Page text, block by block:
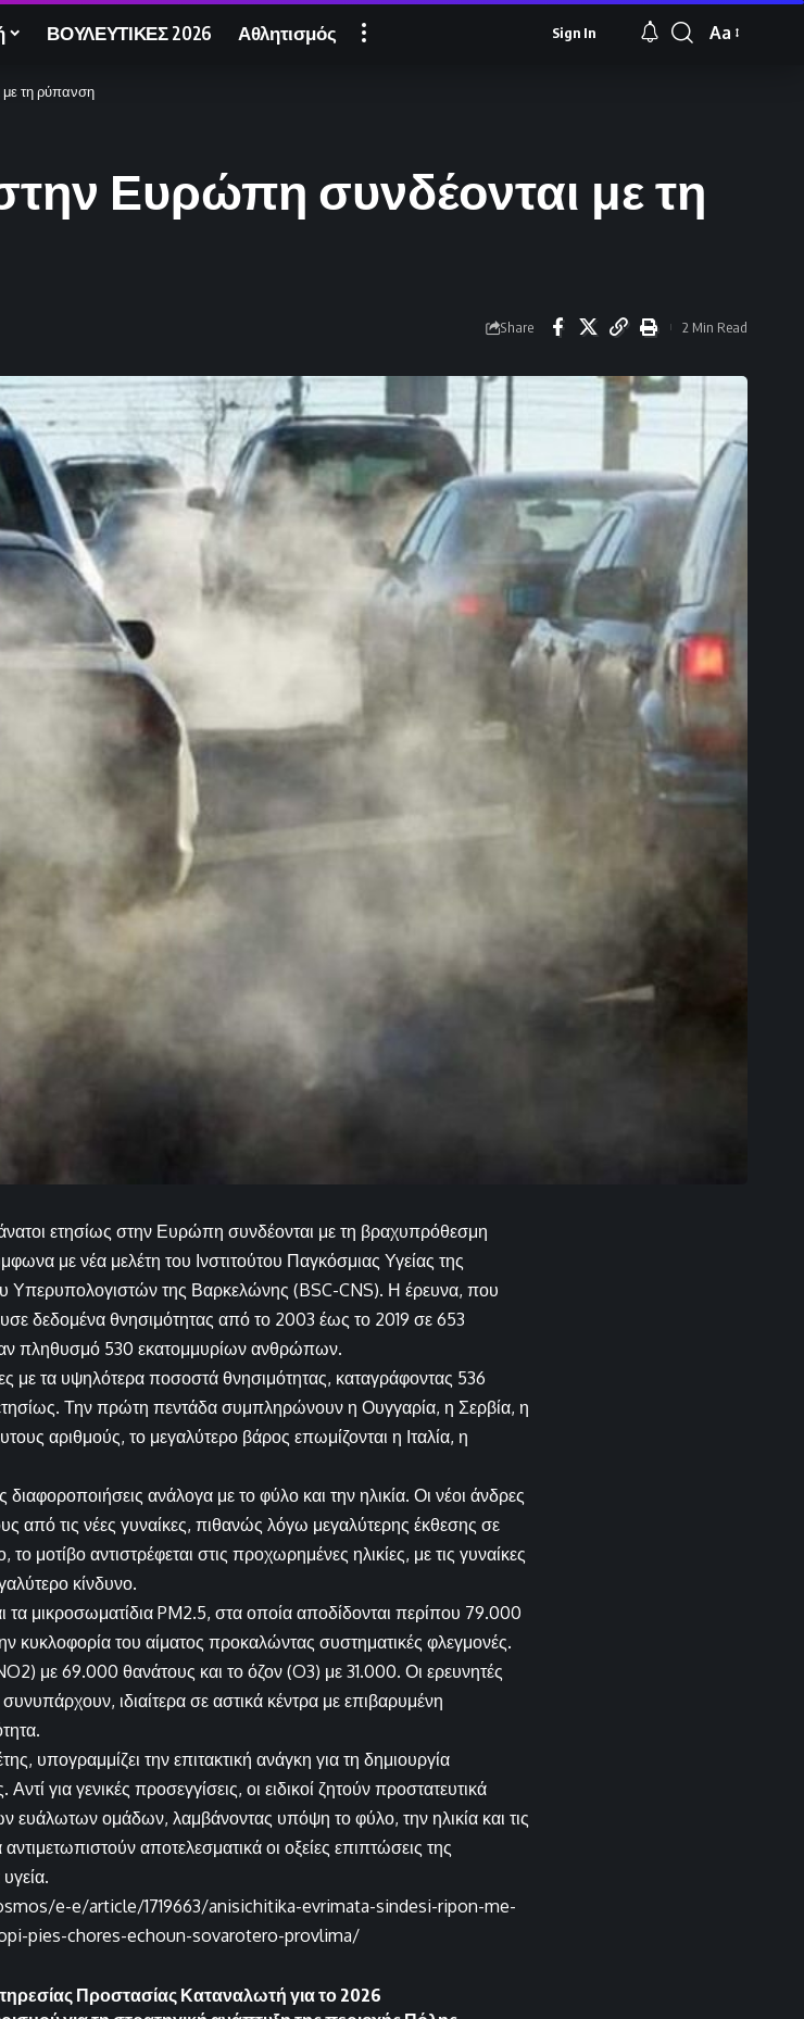
ΒΟΥΛΕΥΤΙΚΕΣ 2026 Αθλητισμός Sign In
Font
Aa
με τη ρύπανση
Ευρώπη συνδέονται με τη
Share 2 Min Read
ετησίως στην Ευρώπη συνδέονται με τη βραχυπρόθεσμη
με νέα μελέτη του Ινστιτούτου Παγκόσμιας Υγείας της
Υπερυπολογιστών της Βαρκελώνης (BSC-CNS). Η έρευνα, που
δεδομένα θνησιμότητας από το 2003 έως το 2019 σε 653
πληθυσμό 530 εκατομμυρίων ανθρώπων.
με τα υψηλότερα ποσοστά θνησιμότητας, καταγράφοντας 536
Την πρώτη πεντάδα συμπληρώνουν η Ουγγαρία, η Σερβία, η
αριθμούς, το μεγαλύτερο βάρος επωμίζονται η Ιταλία, η
ανάλογα με το φύλο και την ηλικία. Οι νέοι άνδρες
από τις νέες γυναίκες, πιθανώς λόγω μεγαλύτερης έκθεσης σε
μοτίβο αντιστρέφεται στις προχωρημένες ηλικίες, με τις γυναίκες
κίνδυνο.
τα μικροσωματίδια PM2.5, στα οποία αποδίδονται περίπου 79.000
κυκλοφορία του αίματος προκαλώντας συστηματικές φλεγμονές.
με 69.000 θανάτους και το όζον (O3) με 31.000. Οι ερευνητές
ιδιαίτερα σε αστικά κέντρα με επιβαρυμένη
υπογραμμίζει την επιτακτική ανάγκη για τη δημιουργία
για γενικές προσεγγίσεις, οι ειδικοί ζητούν προστατευτικά
ευάλωτων ομάδων, λαμβάνοντας υπόψη το φύλο, την ηλικία και τις
αποτελεσματικά οι οξείες επιπτώσεις της
e-e/article/1719663/anisichitika-evrimata-sindesi-ripon-me-
pies-chores-echoun-sovarotero-provlima/
Προστασίας Καταναλωτή για το 2026